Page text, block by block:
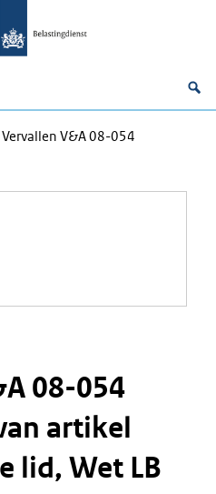
Vervallen V&A 08-054
08-054
artikel
lid, Wet LB